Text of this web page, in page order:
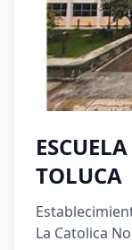
TOLUCA
La Catolica